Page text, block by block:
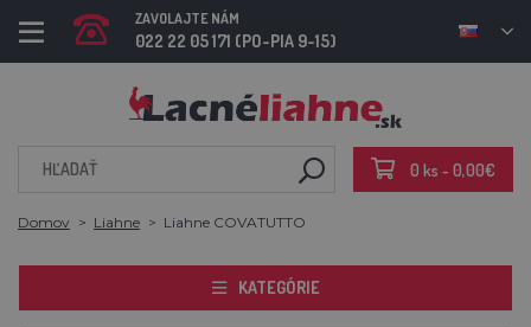
ZAVOLAJTE NÁM
022 22 05 171 (PO-PIA 9-15)
0 ks - 0,00€
Domov Liahne Liahne COVATUTTO
KATEGÓRIE